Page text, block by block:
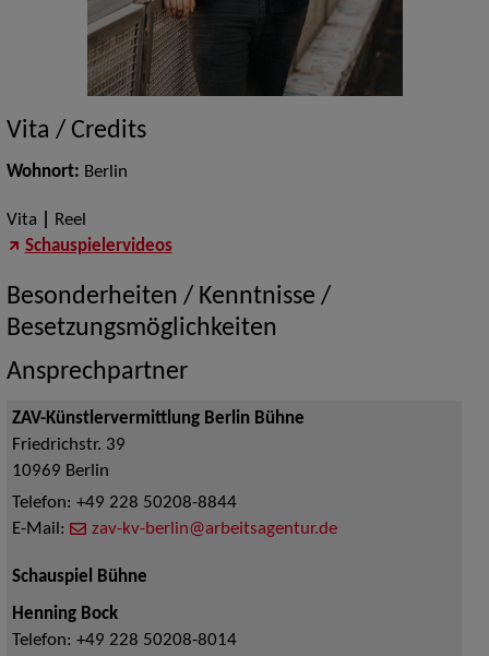
Vita / Credits
Wohnort: Berlin
Vita
Reel
Schauspielervideos
Besonderheiten / Kenntnisse /
Besetzungsmöglichkeiten
Ansprechpartner
ZAV-Künstlervermittlung Berlin Bühne
Friedrichstr. 39
10969 Berlin
Telefon: +49 228 50208-8844
E-Mail:
zav-kv-berlin@arbeitsagentur.de
Schauspiel Bühne
Henning Bock
Telefon: +49 228 50208-8014